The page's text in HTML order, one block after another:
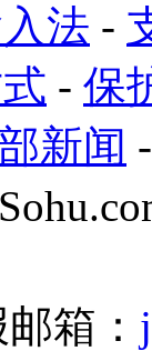
法 -
- 保
新闻
箱：